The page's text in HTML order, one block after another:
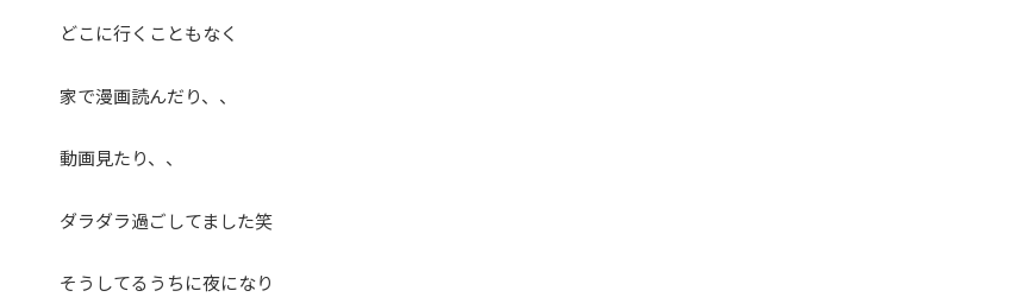
どこに行くこともなく
家で漫画読んだり、、
動画見たり、、
ダラダラ過ごしてました笑
そうしてるうちに夜になり